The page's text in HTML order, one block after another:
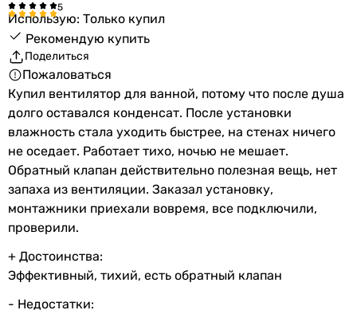
Использую: Только купил
Рекомендую купить
Поделиться
Пожаловаться
Купил вентилятор для ванной, потому что после душа
долго оставался конденсат. После установки
влажность стала уходить быстрее, на стенах ничего
не оседает. Работает тихо, ночью не мешает.
Обратный клапан действительно полезная вещь, нет
запаха из вентиляции. Заказал установку,
монтажники приехали вовремя, все подключили,
проверили.
+ Достоинства:
Эффективный, тихий, есть обратный клапан
- Недостатки: